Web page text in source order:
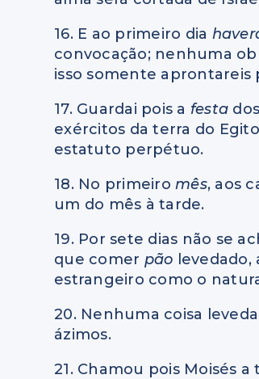
16. E ao primeiro dia
convocação; nenhuma
isso somente aprontareis
17. Guardai pois a festa
exércitos da terra do
estatuto perpétuo.
18. No primeiromês, aos
um do mês à tarde.
19. Por sete dias não se
que comer pão
estrangeiro como o
20. Nenhuma coisa
ázimos.
21. Chamou pois Moisés